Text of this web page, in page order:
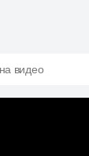
видео